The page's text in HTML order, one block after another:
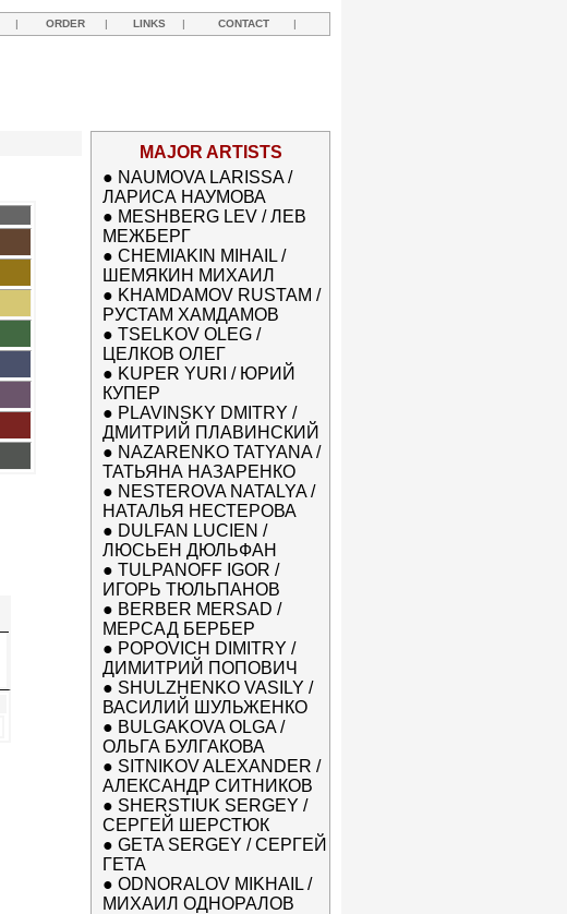
| ORDER | LINKS | CONTACT |
MAJOR ARTISTS
● NAUMOVA LARISSA /
ЛАРИСА НАУМОВА
● MESHBERG LEV / ЛЕВ
МЕЖБЕРГ
● CHEMIAKIN MIHAIL /
ШЕМЯКИН МИХАИЛ
● KHAMDAMOV RUSTAM /
РУСТАМ ХАМДАМОВ
● TSELKOV OLEG /
ЦЕЛКОВ ОЛЕГ
● KUPER YURI / ЮРИЙ
КУПЕР
● PLAVINSKY DMITRY /
ДМИТРИЙ ПЛАВИНСКИЙ
● NAZARENKO TATYANA /
ТАТЬЯНА НАЗАРЕНКО
● NESTEROVA NATALYA /
НАТАЛЬЯ НЕСТЕРОВА
● DULFAN LUCIEN /
ЛЮСЬЕН ДЮЛЬФАН
● TULPANOFF IGOR /
ИГОРЬ ТЮЛЬПАНОВ
● BERBER MERSAD /
МЕРСАД БЕРБЕР
● POPOVICH DIMITRY /
ДИМИТРИЙ ПОПОВИЧ
● SHULZHENKO VASILY /
ВАСИЛИЙ ШУЛЬЖЕНКО
● BULGAKOVA OLGA /
ОЛЬГА БУЛГАКОВА
● SITNIKOV ALEXANDER /
АЛЕКСАНДР СИТНИКОВ
● SHERSTIUK SERGEY /
СЕРГЕЙ ШЕРСТЮК
● GETA SERGEY / СЕРГЕЙ
ГЕТА
● ODNORALOV MIKHAIL /
МИХАИЛ ОДНОРАЛОВ